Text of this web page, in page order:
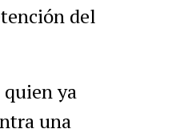
del
ya
una